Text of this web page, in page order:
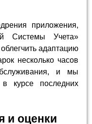
приложения,
Системы Учета»
адаптацию
несколько часов
и мы
курсе последних
и оценки